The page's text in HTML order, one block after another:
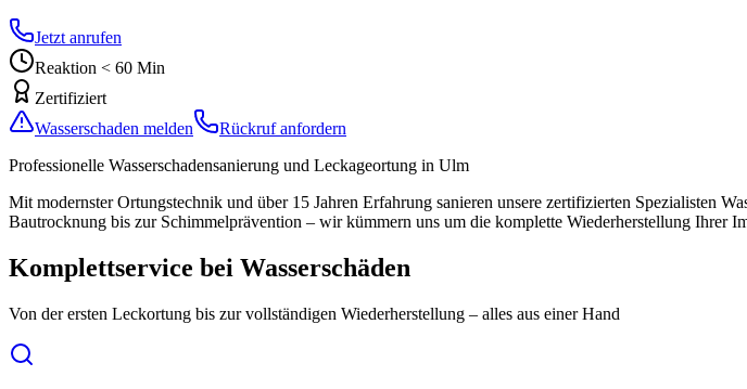
Jetzt anrufen
Reaktion < 60 Min
Zertifiziert
Wasserschaden melden
Rückruf anfordern
Professionelle Wasserschadensanierung und Leckageortung in Ulm
Mit modernster Ortungstechnik und über 15 Jahren Erfahrung sanieren unsere zertifizierten Spezialisten
Bautrocknung bis zur Schimmelprävention – wir kümmern uns um die komplette Wiederherstellung Ihrer
Komplettservice bei Wasserschäden
Von der ersten Leckortung bis zur vollständigen Wiederherstellung – alles aus einer Hand